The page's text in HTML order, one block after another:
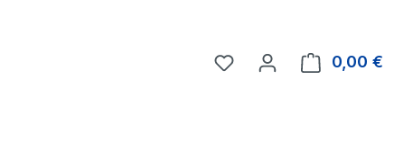
Du hast 0 Produkte auf
0,00 €